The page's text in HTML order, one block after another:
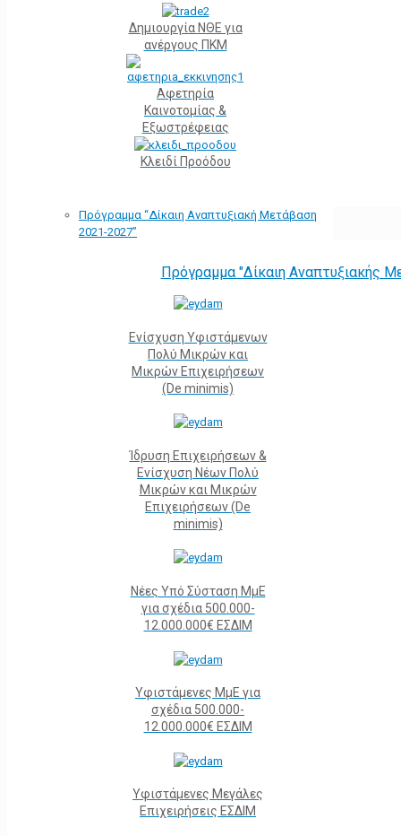
Δημιουργία ΝΘΕ για
ανέργους ΠΚΜ
Αφετηρία
Kαινοτομίας &
Εξωστρέφειας
Κλειδί Προόδου
Πρόγραμμα “Δίκαιη Αναπτυξιακή Μετάβαση
2021-2027”
Πρόγραμμα "Δίκαιη Αναπτυξιακής
Ενίσχυση Υφιστάμενων
Πολύ Μικρών και
Μικρών Επιχειρήσεων
(De minimis)
Ίδρυση Επιχειρήσεων &
Ενίσχυση Νέων Πολύ
Μικρών και Μικρών
Επιχειρήσεων (De
minimis)
Νέες Υπό Σύσταση ΜμΕ
για σχέδια 500.000-
12.000.000€ ΕΣΔΙΜ
Υφιστάμενες ΜμΕ για
σχέδια 500.000-
12.000.000€ ΕΣΔΙΜ
Υφιστάμενες Μεγάλες
Επιχειρήσεις ΕΣΔΙΜ